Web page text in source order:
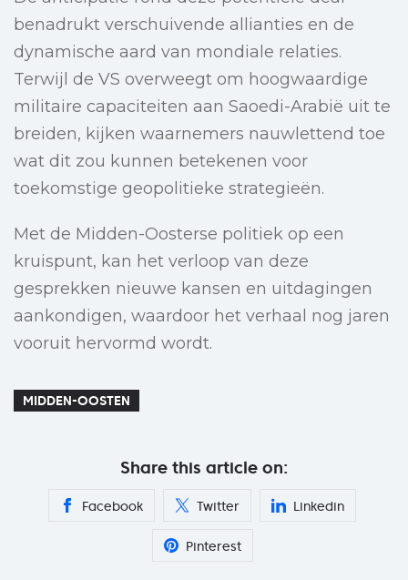
benadrukt verschuivende allianties en de
dynamische aard van mondiale relaties.
Terwijl de VS overweegt om hoogwaardige
militaire capaciteiten aan Saoedi-Arabië uit te
breiden, kijken waarnemers nauwlettend toe
wat dit zou kunnen betekenen voor
toekomstige geopolitieke strategieën.
Met de Midden-Oosterse politiek op een
kruispunt, kan het verloop van deze
gesprekken nieuwe kansen en uitdagingen
aankondigen, waardoor het verhaal nog jaren
vooruit hervormd wordt.
MIDDEN-OOSTEN
Share this article on:
Facebook Twitter Linkedin
Pinterest